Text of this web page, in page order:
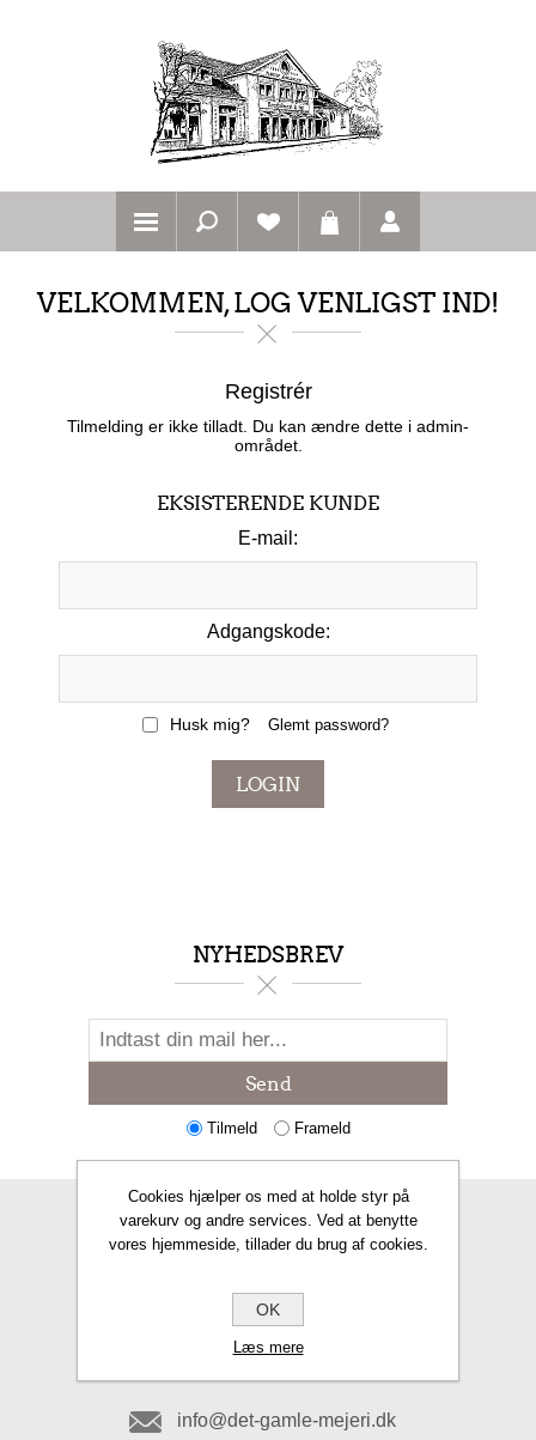
VELKOMMEN, LOG VENLIGST IND!
Registrér
Tilmelding er ikke tilladt. Du kan ændre dette i admin-
området.
EKSISTERENDE KUNDE
E-mail:
Adgangskode:
Husk mig? Glemt password?
LOGIN
NYHEDSBREV
Send
Tilmeld Frameld
KONTAKT OS
info@det-gamle-mejeri.dk
Cookies hjælper os med at holde styr på
varekurv og andre services. Ved at benytte
vores hjemmeside, tillader du brug af cookies.
OK
Læs mere